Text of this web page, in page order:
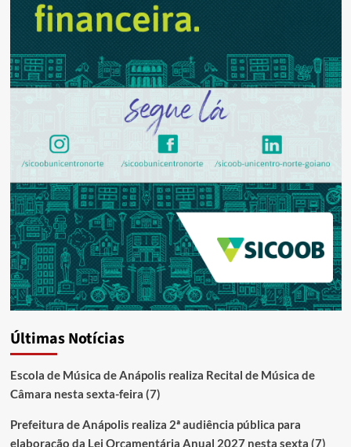
Últimas Notícias
Escola de Música de Anápolis realiza Recital de Música de
Câmara nesta sexta-feira (7)
Prefeitura de Anápolis realiza 2ª audiência pública para
elaboração da Lei Orçamentária Anual 2027 nesta sexta (7)